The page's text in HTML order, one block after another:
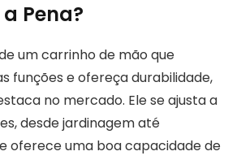
Pena?
um carrinho de mão que
funções e ofereça durabilidade,
no mercado. Ele se ajusta a
desde jardinagem até
oferece uma boa capacidade de